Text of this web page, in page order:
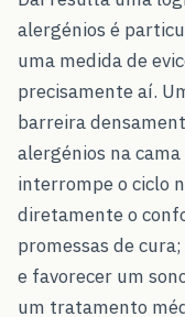
alergénios é
uma medida de
precisamente aí.
barreira
alergénios na
interrompe o ciclo
diretamente o
promessas de
e favorecer um
um tratamento